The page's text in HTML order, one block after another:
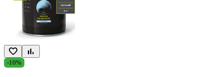
-10%